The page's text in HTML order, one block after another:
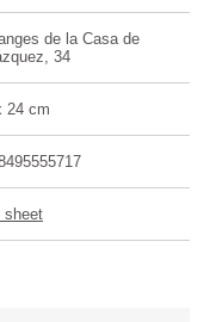
de la Casa de
34
24 cm
sheet